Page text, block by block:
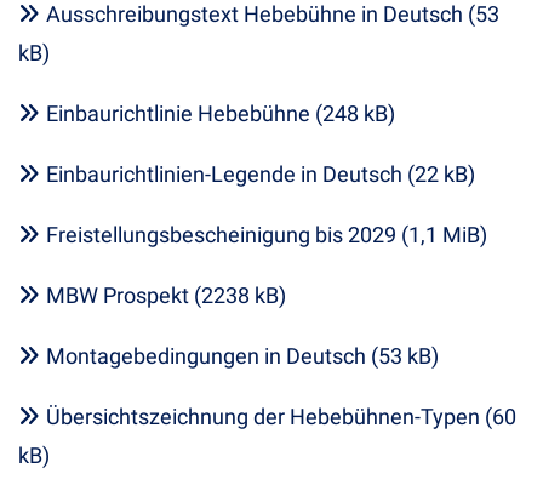
Ausschreibungstext Hebebühne in Deutsch (53
kB)
Einbaurichtlinie Hebebühne (248 kB)
Einbaurichtlinien-Legende in Deutsch (22 kB)
Freistellungsbescheinigung bis 2029 (1,1 MiB)
MBW Prospekt (2238 kB)
Montagebedingungen in Deutsch (53 kB)
Übersichtszeichnung der Hebebühnen-Typen (60
kB)